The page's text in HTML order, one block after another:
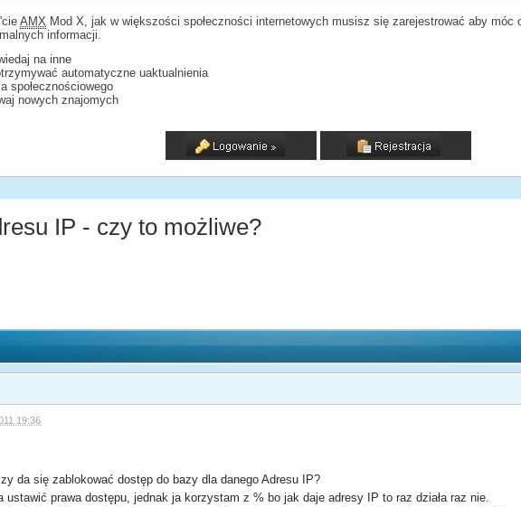
AMX Mod X, jak w większości społeczności internetowych musisz się zarejestrować aby
informacji.
na inne
automatyczne uaktualnienia
społecznościowego
nowych znajomych
IP - czy to możliwe?
19:36
da się zablokować dostęp do bazy dla danego Adresu IP?
ustawić prawa dostępu, jednak ja korzystam z % bo jak daje adresy IP to raz działa raz nie.